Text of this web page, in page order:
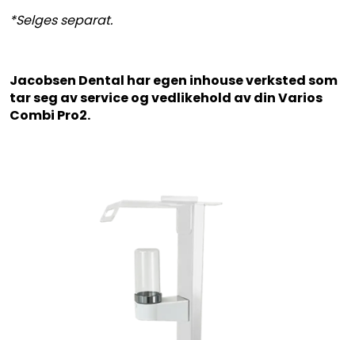
*Selges separat.
Jacobsen Dental har egen inhouse verksted som
tar seg av service og vedlikehold av din Varios
Combi Pro2.